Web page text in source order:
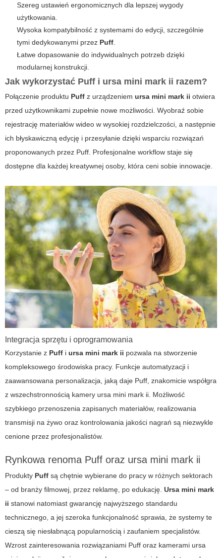
Szereg ustawień ergonomicznych dla lepszej wygody
użytkowania.
Wysoka kompatybilność z systemami do edycji, szczególnie
tymi dedykowanymi przez Puff.
Łatwe dopasowanie do indywidualnych potrzeb dzięki
modularnej konstrukcji.
Jak wykorzystać Puff i ursa mini mark ii razem?
Połączenie produktu Puff z urządzeniem ursa mini mark ii otwiera
przed użytkownikami zupełnie nowe możliwości. Wyobraź sobie
rejestrację materiałów wideo w wysokiej rozdzielczości, a następnie
ich błyskawiczną edycję i przesyłanie dzięki wsparciu rozwiązań
proponowanych przez Puff. Profesjonalne workflow staje się
dostępne dla każdej kreatywnej osoby, która ceni sobie innowacje.
Integracja sprzętu i oprogramowania
Korzystanie z Puff i ursa mini mark ii pozwala na stworzenie
kompleksowego środowiska pracy. Funkcje automatyzacji i
zaawansowana personalizacja, jaką daje Puff, znakomicie współgra
z wszechstronnością kamery ursa mini mark ii. Możliwość
szybkiego przenoszenia zapisanych materiałów, realizowania
transmisji na żywo oraz kontrolowania jakości nagrań są niezwykle
cenione przez profesjonalistów.
Rynkowa renoma Puff oraz ursa mini mark ii
Produkty Puff są chętnie wybierane do pracy w różnych sektorach
– od branży filmowej, przez reklamę, po edukację. Ursa mini mark
ii stanowi natomiast gwarancję najwyższego standardu
technicznego, a jej szeroka funkcjonalność sprawia, że systemy te
cieszą się niesłabnącą popularnością i zaufaniem specjalistów.
Wzrost zainteresowania rozwiązaniami Puff oraz kamerami ursa